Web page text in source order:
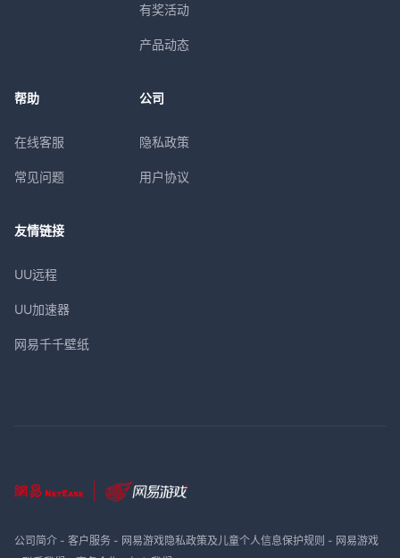
有奖活动
产品动态
帮助
在线客服
常见问题
公司
隐私政策
用户协议
友情链接
UU远程
UU加速器
网易千千壁纸
公司简介- 客户服务- 网易游戏隐私政策及儿童个人信息保护规则 - 网易游戏